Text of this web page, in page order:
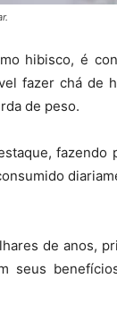
hibisco, é
fazer chá de
de peso.
de anos,
seus